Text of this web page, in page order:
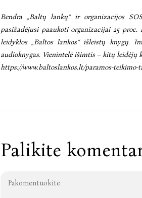
Bendra „Baltų lankų“ ir organizacijos
pasižadėjusi paaukoti organizacijai 25
leidyklos „Baltos lankos“ išleistų knygų.
audioknygas. Vienintelė išimtis – kitų leidėjų
https://www.baltoslankos.lt/paramos-teikimo-
Palikite